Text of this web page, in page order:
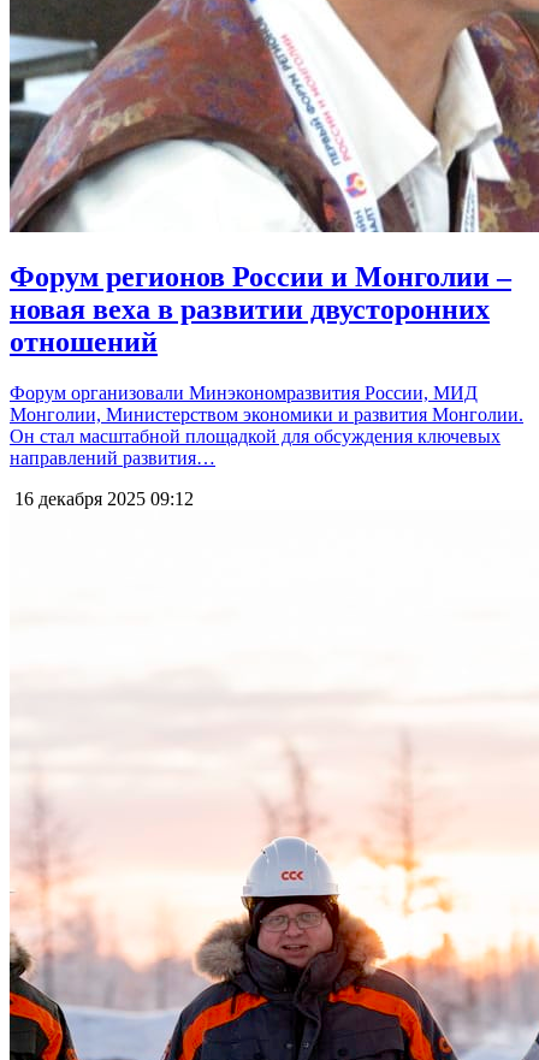
Форум регионов России и Монголии –
новая веха в развитии двусторонних
отношений
Форум организовали Минэкономразвития России, МИД
Монголии, Министерством экономики и развития Монголии.
Он стал масштабной площадкой для обсуждения ключевых
направлений развития…
16 декабря 2025 09:12